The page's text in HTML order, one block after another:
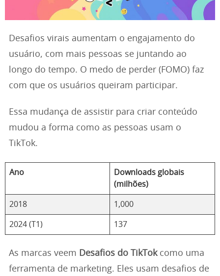
Desafios virais aumentam o engajamento do
usuário, com mais pessoas se juntando ao
longo do tempo. O medo de perder (FOMO) faz
com que os usuários queiram participar.
Essa mudança de assistir para criar conteúdo
mudou a forma como as pessoas usam o
TikTok.
Ano
Downloads globais
(milhões)
2018 1,000
2024 (T1) 137
As marcas veem Desafios do TikTokcomo uma
ferramenta de marketing. Eles usam desafios de